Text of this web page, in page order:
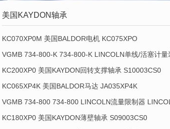
美国KAYDON轴承
KC070XP0M 美国BALDOR电机 KC075XPO
KC200XP0 美国KAYDON回转支撑轴承 S10003CS0
KC065XP4K 美国BALDOR马达 JA035XP4K
VGMB 734-800 734-800 LINCOLN流量限制器
KC180XP0 美国KAYDON薄壁轴承 S09003CS0